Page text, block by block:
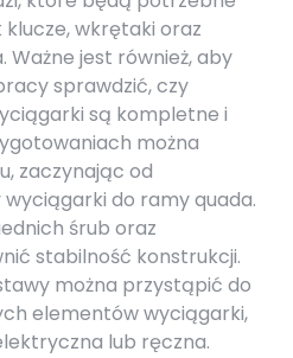
wkrętaki oraz
jest również, aby
sprawdzić, czy
są kompletne i
można
zaczynając od
do ramy quada.
śrub oraz
stabilność konstrukcji.
można przystąpić do
elementów wyciągarki,
lub ręczna.